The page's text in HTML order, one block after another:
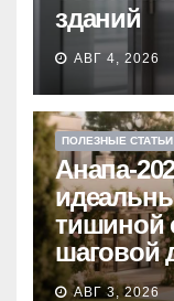
зданий
АВГ 4, 2026
ПОЛЕЗНЫЕ
Анапа-
тишиной
шаговой
АВГ 3, 2026